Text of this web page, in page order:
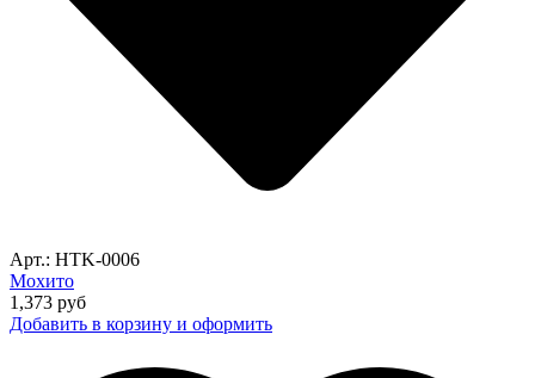
Арт.: HTK-0006
Мохито
1,373 руб
Добавить в корзину и оформить